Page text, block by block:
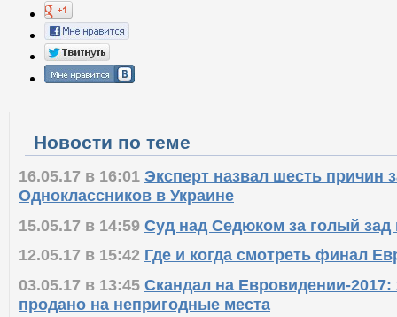
Новости по теме
16.05.17 в 16:01 Эксперт назвал шесть причин
Одноклассников в Украине
15.05.17 в 14:59 Суд над Седюком за голый зад
12.05.17 в 15:42 Где и когда смотреть финал
03.05.17 в 13:45 Скандал на Евровидении-
продано на непригодные места